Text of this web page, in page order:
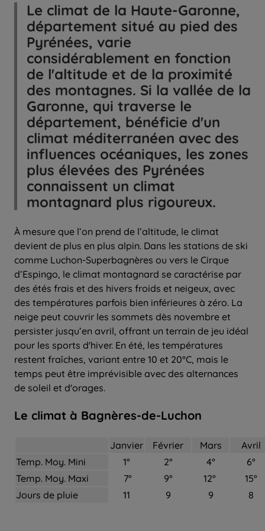
Le climat de la Haute-Garonne,
département situé au pied des
Pyrénées, varie
considérablement en fonction
de l'altitude et de la proximité
des montagnes. Si la vallée de la
Garonne, qui traverse le
département, bénéficie d'un
climat méditerranéen avec des
influences océaniques, les zones
plus élevées des Pyrénées
connaissent un climat
montagnard plus rigoureux.
À mesure que l’on prend de l’altitude, le climat
devient de plus en plus alpin. Dans les stations de ski
comme Luchon-Superbagnères ou vers le Cirque
d’Espingo, le climat montagnard se caractérise par
des étés frais et des hivers froids et neigeux, avec
des températures parfois bien inférieures à zéro. La
neige peut couvrir les sommets dès novembre et
persister jusqu’en avril, offrant un terrain de jeu idéal
pour les sports d'hiver. En été, les températures
restent fraîches, variant entre 10 et 20°C, mais le
temps peut être imprévisible avec des alternances
de soleil et d'orages.
Le climat à Bagnères-de-Luchon
Janvier Février Mars
Avril
Temp. Moy. Mini
1° 2° 4°
6°
Temp. Moy. Maxi
7° 9° 12°
15°
Jours de pluie
11 9 9 8